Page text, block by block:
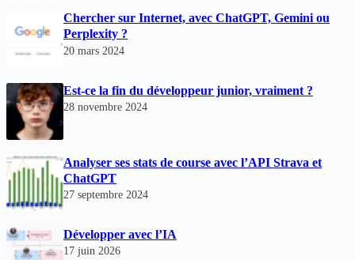
Chercher sur Internet, avec ChatGPT, Gemini ou
Perplexity ?
20 mars 2024
Est-ce la fin du développeur junior, vraiment ?
28 novembre 2024
Analyser ses stats de course avec l’API Strava et
ChatGPT
27 septembre 2024
Développer avec l’IA
17 juin 2026